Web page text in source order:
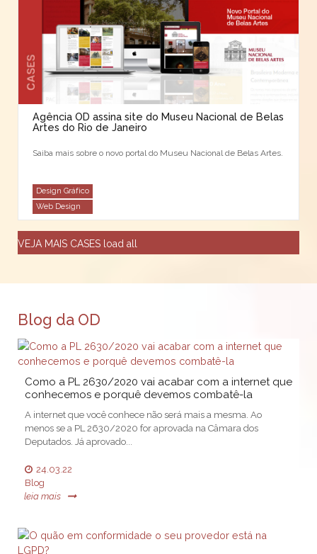
Agência OD assina site do Museu Nacional de Belas
Artes do Rio de Janeiro
Saiba mais sobre o novo portal do Museu Nacional de Belas Artes.
Design Gráfico
Web Design
VEJA MAIS CASES load all
Blog da OD
Como a PL 2630/2020 vai acabar com a internet que
conhecemos e porquê devemos combatê-la
A internet que você conhece não será mais a mesma. Ao
menos se a PL 2630/2020 for aprovada na Câmara dos
Deputados. Já aprovado...
24.03.22
Blog
leia mais